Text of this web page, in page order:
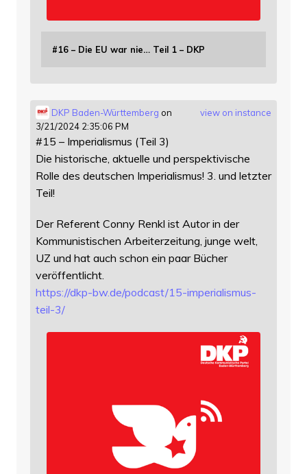
#16 – Die EU war nie… Teil 1 – DKP
view on instance
DKP Baden-Württemberg on
3/21/2024 2:35:06 PM
#15 – Imperialismus (Teil 3)
Die historische, aktuelle und perspektivische
Rolle des deutschen Imperialismus! 3. und letzter
Teil!
Der Referent Conny Renkl ist Autor in der
Kommunistischen Arbeiterzeitung, junge welt,
UZ und hat auch schon ein paar Bücher
veröffentlicht.
https://dkp-bw.de/podcast/15-imperialismus-
teil-3/